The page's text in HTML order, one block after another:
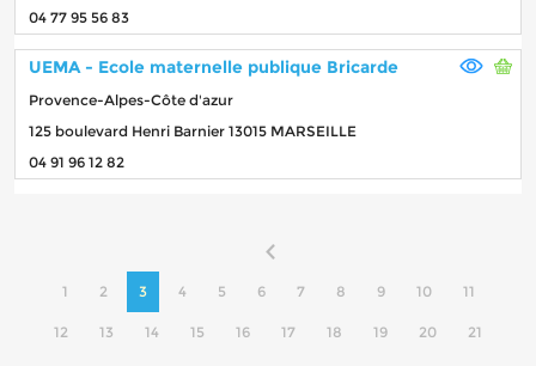
04 77 95 56 83
UEMA - Ecole maternelle publique Bricarde
Provence-Alpes-Côte d'azur
125 boulevard Henri Barnier 13015 MARSEILLE
04 91 96 12 82
1 2 3 4 5 6 7 8 9 10 11
12 13 14 15 16 17 18 19 20 21